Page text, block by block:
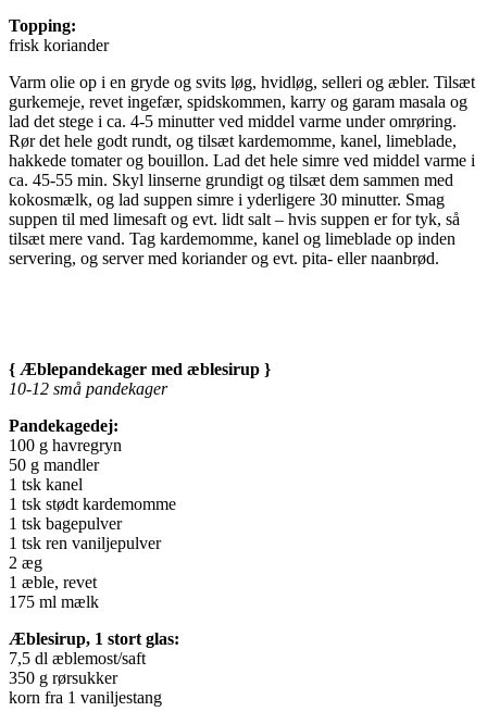
Topping:
frisk koriander
Varm olie op i en gryde og svits løg, hvidløg, selleri og æbler. Tilsæt
gurkemeje, revet ingefær, spidskommen, karry og garam masala og
lad det stege i ca. 4-5 minutter ved middel varme under omrøring.
Rør det hele godt rundt, og tilsæt kardemomme, kanel, limeblade,
hakkede tomater og bouillon. Lad det hele simre ved middel varme i
ca. 45-55 min. Skyl linserne grundigt og tilsæt dem sammen med
kokosmælk, og lad suppen simre i yderligere 30 minutter. Smag
suppen til med limesaft og evt. lidt salt – hvis suppen er for tyk, så
tilsæt mere vand. Tag kardemomme, kanel og limeblade op inden
servering, og server med koriander og evt. pita- eller naanbrød.
{ Æblepandekager med æblesirup }
10-12 små pandekager
Pandekagedej:
100 g havregryn
50 g mandler
1 tsk kanel
1 tsk stødt kardemomme
1 tsk bagepulver
1 tsk ren vaniljepulver
2 æg
1 æble, revet
175 ml mælk
Æblesirup, 1 stort glas:
7,5 dl æblemost/saft
350 g rørsukker
korn fra 1 vaniljestang